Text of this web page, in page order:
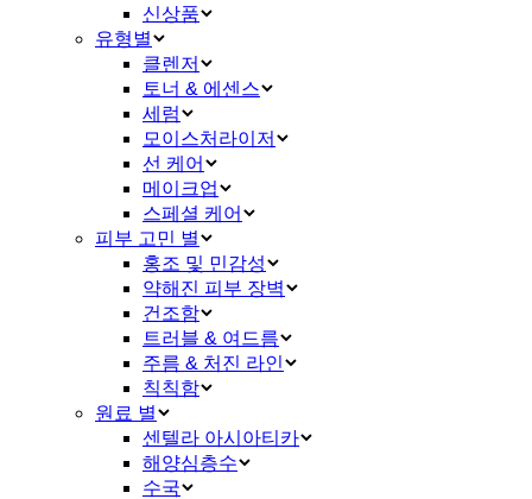
신상품
유형별
클렌저
토너 & 에센스
세럼
모이스처라이저
선 케어
메이크업
스페셜 케어
피부 고민 별
홍조 및 민감성
약해진 피부 장벽
건조함
트러블 & 여드름
주름 & 처진 라인
칙칙함
원료 별
센텔라 아시아티카
해양심층수
수국